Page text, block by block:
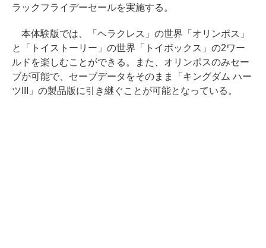
ラックフライデーセールを実施する。
本体験版では、「ヘラクレス」の世界「オリンポス」
と「トイストーリー」の世界「トイボックス」の2ワー
ルドを楽しむことができる。また、オリンポスのみセー
ブが可能で、セーブデータをそのまま「キングダム ハー
ツIII」の製品版に引き継ぐことが可能となっている。